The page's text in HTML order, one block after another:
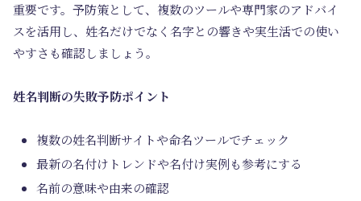
重要です。予防策として、複数のツールや専門家のアドバイ
スを活用し、姓名だけでなく名字との響きや実生活での使い
やすさも確認しましょう。
姓名判断の失敗予防ポイント
複数の姓名判断サイトや命名ツールでチェック
最新の名付けトレンドや名付け実例も参考にする
名前の意味や由来の確認